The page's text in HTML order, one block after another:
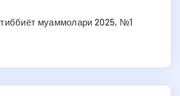
муаммолари 2025, №1